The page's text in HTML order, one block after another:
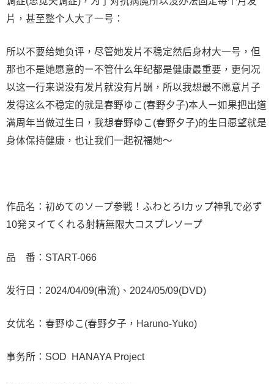
片，甚至整个人大了一号：
所以不要给她负评，尽管她发片不稳定然后身材大一号，但
那也不是她愿意的ー不管什么年纪都是健康最重要，更何况
以这一行来说没有发片就没有片酬，所以我想最不愿意片子
发得这么不稳定的就是春野ゆこ(春野夕子)本人ー如果把出道
满周年当做过生日，我想春野ゆこ(春野夕子)的生日愿望就是
身体保持健康，也让我们一起祝福她〜
作品名：初めてのソープ参戦！ふわとろIカップ神乳で必ず
10発ヌイてくれる射精無限大コスプレソープ
品 番：START-066
发行日：2024/04/09(串流)、2024/05/09(DVD)
女优名：春野ゆこ(春野夕子，Haruno-Yuko)
事务所：SOD HANAYA Project